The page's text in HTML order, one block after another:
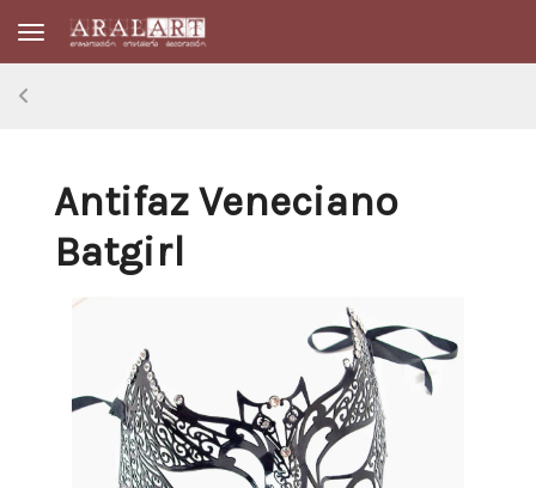
Toggle navigation
Antifaz Veneciano
Batgirl